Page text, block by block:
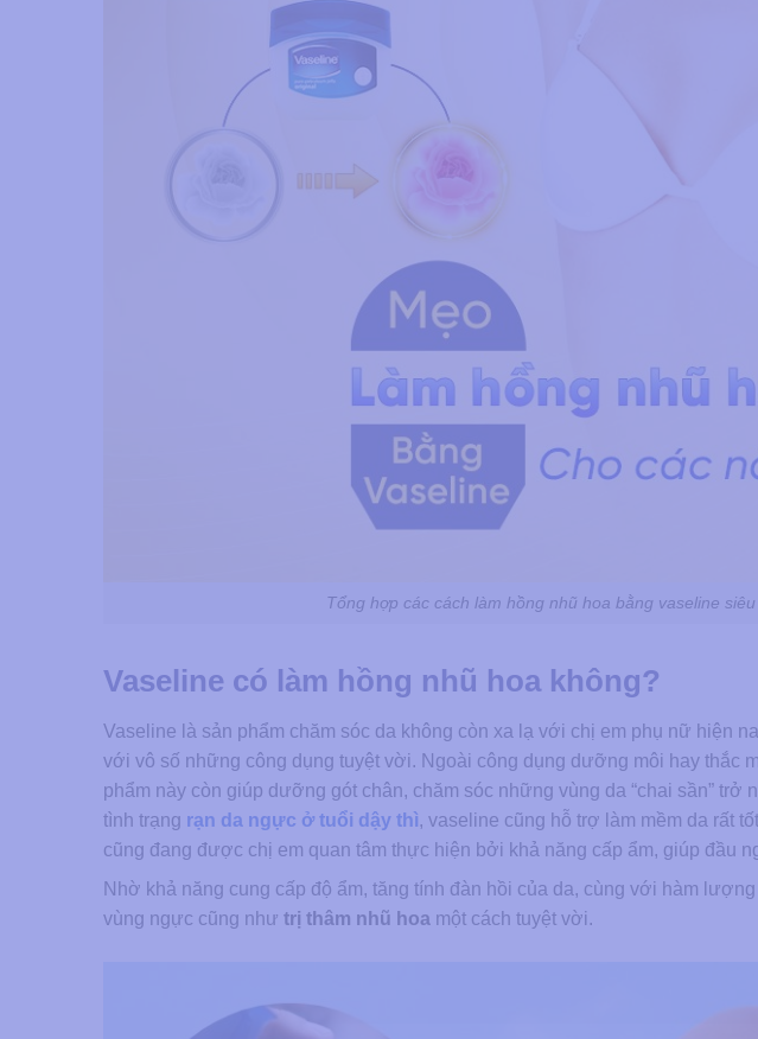
Tổng hợp các cách làm hồng nhũ hoa bằng vaseline
Vaseline có làm hồng nhũ hoa không?
Vaseline là sản phẩm chăm sóc da không còn xa lạ với chị em phụ nữ hiện
với vô số những công dụng tuyệt vời. Ngoài công dụng dưỡng môi hay thắc
phẩm này còn giúp dưỡng gót chân, chăm sóc những vùng da “chai sần”
tình trạng rạn da ngực ở tuổi dậy thì, vaseline cũng hỗ trợ làm mềm da rất
cũng đang được chị em quan tâm thực hiện bởi khả năng cấp ẩm, giúp đầu
Nhờ khả năng cung cấp độ ẩm, tăng tính đàn hồi của da, cùng với hàm
vùng ngực cũng như trị thâm nhũ hoa một cách tuyệt vời.